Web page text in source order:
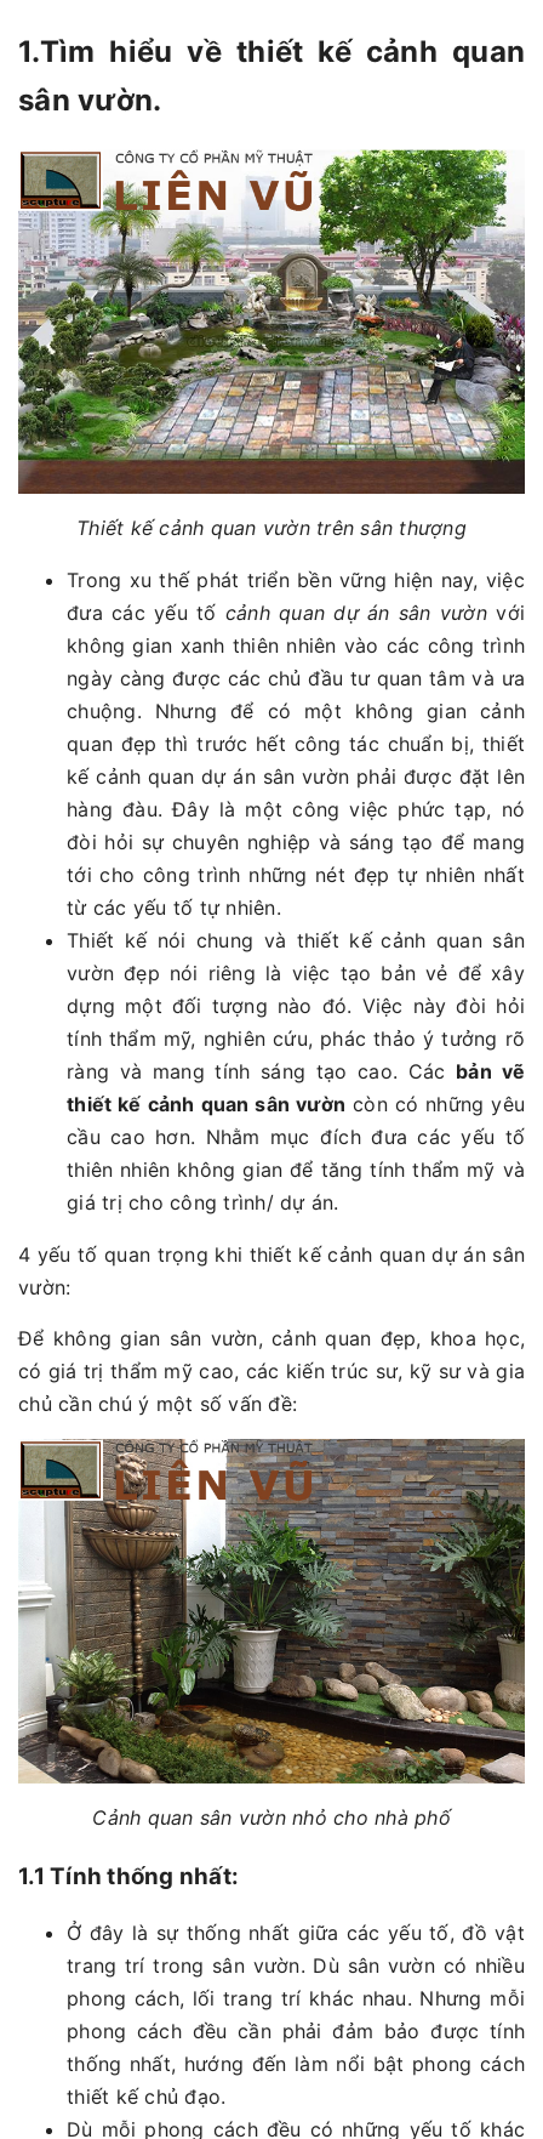
1.Tìm hiểu về thiết kế cảnh quan
sân vườn.
Thiết kế cảnh quan vườn trên sân thượng
Trong xu thế phát triển bền vững hiện nay, việc
đưa các yếu tố cảnh quan dự án sân vườnvới
không gian xanh thiên nhiên vào các công trình
ngày càng được các chủ đầu tư quan tâm và ưa
chuộng. Nhưng để có một không gian cảnh
quan đẹp thì trước hết công tác chuẩn bị, thiết
kế cảnh quan dự án sân vườn phải được đặt lên
hàng đàu. Đây là một công việc phức tạp, nó
đòi hỏi sự chuyên nghiệp và sáng tạo để mang
tới cho công trình những nét đẹp tự nhiên nhất
từ các yếu tố tự nhiên.
Thiết kế nói chung và thiết kế cảnh quan sân
vườn đẹp nói riêng là việc tạo bản vẻ để xây
dựng một đối tượng nào đó. Việc này đòi hỏi
tính thẩm mỹ, nghiên cứu, phác thảo ý tưởng rõ
ràng và mang tính sáng tạo cao. Các bản vẽ
thiết kế cảnh quan sân vườn còn có những yêu
cầu cao hơn. Nhằm mục đích đưa các yếu tố
thiên nhiên không gian để tăng tính thẩm mỹ và
giá trị cho công trình/ dự án.
4 yếu tố quan trọng khi thiết kế cảnh quan dự án sân
vườn:
Để không gian sân vườn, cảnh quan đẹp, khoa học,
có giá trị thẩm mỹ cao, các kiến trúc sư, kỹ sư và gia
chủ cần chú ý một số vấn đề:
Cảnh quan sân vườn nhỏ cho nhà phố
1.1 Tính thống nhất:
Ở đây là sự thống nhất giữa các yếu tố, đồ vật
trang trí trong sân vườn. Dù sân vườn có nhiều
phong cách, lối trang trí khác nhau. Nhưng mỗi
phong cách đều cần phải đảm bảo được tính
thống nhất, hướng đến làm nổi bật phong cách
thiết kế chủ đạo.
Dù mỗi phong cách đều có những yếu tố khác